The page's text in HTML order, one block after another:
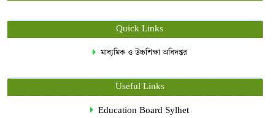
Quick Links
মাধ্যমিক ও উচ্চশিক্ষা অধিদপ্তর
Useful Links
Education Board Sylhet